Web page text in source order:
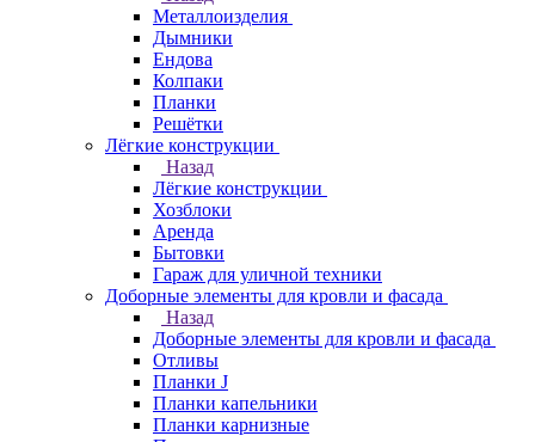
Металлоизделия
Дымники
Ендова
Колпаки
Планки
Решётки
Лёгкие конструкции
Назад
Лёгкие конструкции
Хозблоки
Аренда
Бытовки
Гараж для уличной техники
Доборные элементы для кровли и фасада
Назад
Доборные элементы для кровли и фасада
Отливы
Планки J
Планки капельники
Планки карнизные